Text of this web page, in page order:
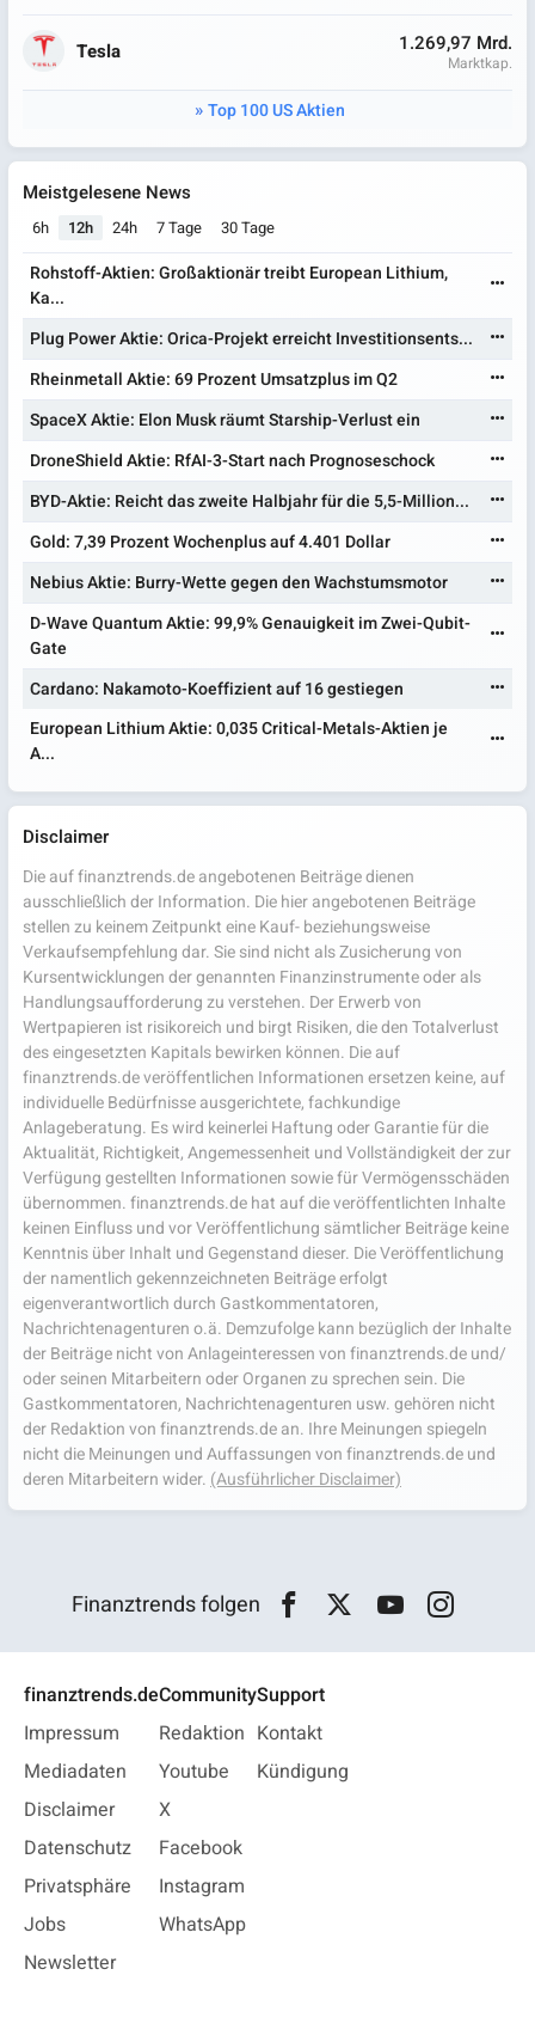
Tesla 1.269,97 Mrd.
Marktkap.
Top 100 US Aktien
Meistgelesene News
6h 12h 24h 7 Tage 30 Tage
Rohstoff-Aktien: Großaktionär treibt European Lithium,
Ka...
Plug Power Aktie: Orica-Projekt erreicht Investitionsents...
Rheinmetall Aktie: 69 Prozent Umsatzplus im Q2
SpaceX Aktie: Elon Musk räumt Starship-Verlust ein
DroneShield Aktie: RfAI-3-Start nach Prognoseschock
BYD-Aktie: Reicht das zweite Halbjahr für die 5,5-Million...
Gold: 7,39 Prozent Wochenplus auf 4.401 Dollar
Nebius Aktie: Burry-Wette gegen den Wachstumsmotor
D-Wave Quantum Aktie: 99,9% Genauigkeit im Zwei-Qubit-
Gate
Cardano: Nakamoto-Koeffizient auf 16 gestiegen
European Lithium Aktie: 0,035 Critical-Metals-Aktien je
A...
Disclaimer
Die auf finanztrends.de angebotenen Beiträge dienen
ausschließlich der Information. Die hier angebotenen Beiträge
stellen zu keinem Zeitpunkt eine Kauf- beziehungsweise
Verkaufsempfehlung dar. Sie sind nicht als Zusicherung von
Kursentwicklungen der genannten Finanzinstrumente oder als
Handlungsaufforderung zu verstehen. Der Erwerb von
Wertpapieren ist risikoreich und birgt Risiken, die den Totalverlust
des eingesetzten Kapitals bewirken können. Die auf
finanztrends.de veröffentlichen Informationen ersetzen keine, auf
individuelle Bedürfnisse ausgerichtete, fachkundige
Anlageberatung. Es wird keinerlei Haftung oder Garantie für die
Aktualität, Richtigkeit, Angemessenheit und Vollständigkeit der zur
Verfügung gestellten Informationen sowie für Vermögensschäden
übernommen. finanztrends.de hat auf die veröffentlichten Inhalte
keinen Einfluss und vor Veröffentlichung sämtlicher Beiträge keine
Kenntnis über Inhalt und Gegenstand dieser. Die Veröffentlichung
der namentlich gekennzeichneten Beiträge erfolgt
eigenverantwortlich durch Gastkommentatoren,
Nachrichtenagenturen o.ä. Demzufolge kann bezüglich der Inhalte
der Beiträge nicht von Anlageinteressen von finanztrends.de und/
oder seinen Mitarbeitern oder Organen zu sprechen sein. Die
Gastkommentatoren, Nachrichtenagenturen usw. gehören nicht
der Redaktion von finanztrends.de an. Ihre Meinungen spiegeln
nicht die Meinungen und Auffassungen von finanztrends.de und
deren Mitarbeitern wider. (Ausführlicher Disclaimer)
Finanztrends folgen
finanztrends.de
Impressum
Mediadaten
Disclaimer
Datenschutz
Privatsphäre
Jobs
Newsletter
Community
Redaktion
Youtube
X
Facebook
Instagram
WhatsApp
Support
Kontakt
Kündigung